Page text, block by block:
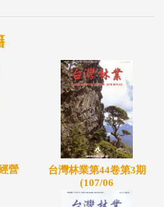
營
台灣林業第44卷第3期
(107/06